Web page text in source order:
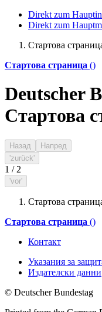
Direkt zum
Direkt zum
Стартова
Стартова страница ()
Deutscher
Стартова
Назад
Напред
'zurück'
1 / 2
'vor'
Стартова
Стартова страница ()
Контакт
Указания за
Издателски данни
© Deutscher Bundestag